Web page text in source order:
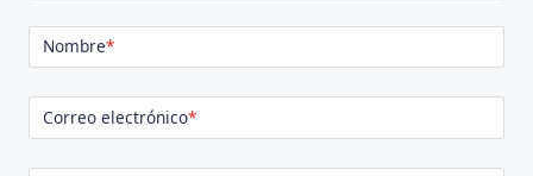
Nombre*
Correo electrónico*